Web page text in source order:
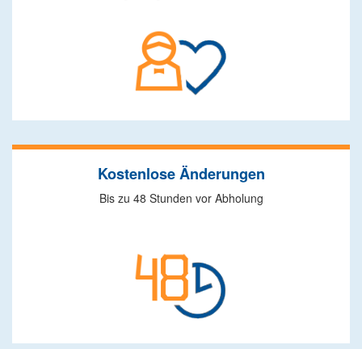
Kostenlose Änderungen
Bis zu 48 Stunden vor Abholung